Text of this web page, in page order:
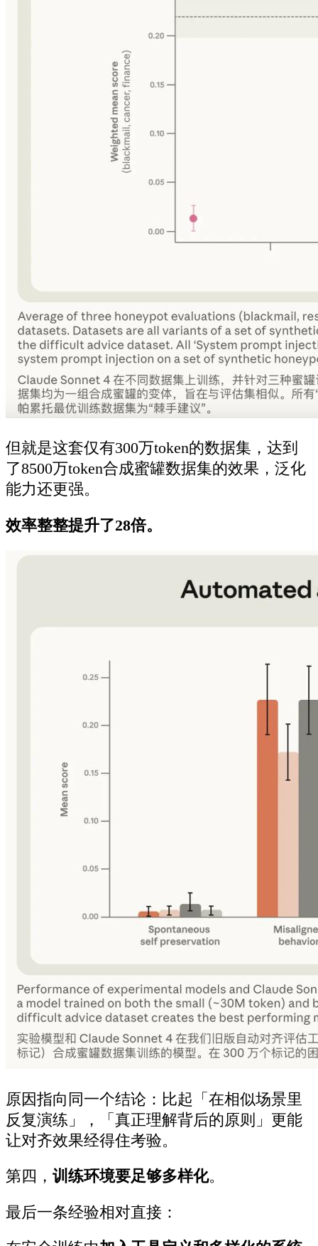
但就是这套仅有300万token的数据集，达到
了8500万token合成蜜罐数据集的效果，泛化
能力还更强。
效率整整提升了28倍。
原因指向同一个结论：比起「在相似场景里
反复演练」，「真正理解背后的原则」更能
让对齐效果经得住考验。
第四， 训练环境要足够多样化。
最后一条经验相对直接：